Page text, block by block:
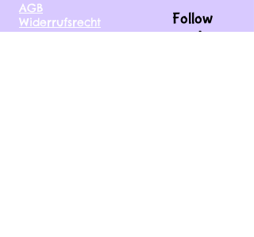
AGB
Widerrufsrecht
Datenschutz
Follow
me !